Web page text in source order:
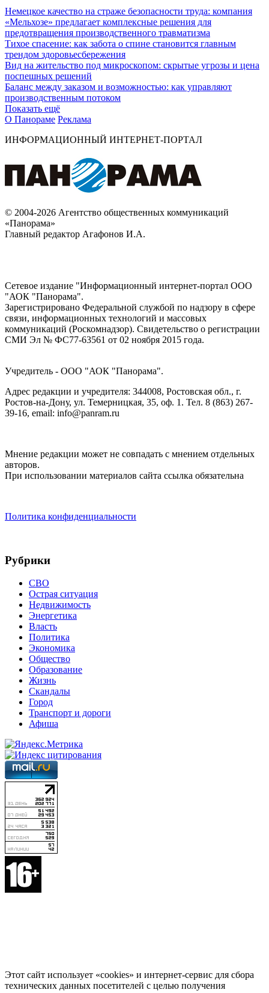
Немецкое качество на страже безопасности труда: компания
«Мельхозе» предлагает комплексные решения для
предотвращения производственного травматизма
Тихое спасение: как забота о спине становится главным
трендом здоровьесбережения
Вид на жительство под микроскопом: скрытые угрозы и цена
поспешных решений
Баланс между заказом и возможностью: как управляют
производственным потоком
Показать ещё
О Панораме Реклама
ИНФОРМАЦИОННЫЙ ИНТЕРНЕТ-ПОРТАЛ
© 2004-2026 Агентство общественных коммуникаций
«Панорама»
Главный редактор Агафонов И.А.
Сетевое издание "Информационный интернет-портал ООО
"АОК "Панорама".
Зарегистрировано Федеральной службой по надзору в сфере
связи, информационных технологий и массовых
коммуникаций (Роскомнадзор). Cвидетельство о регистрации
СМИ Эл № ФС77-63561 от 02 ноября 2015 года.
Учредитель - ООО "АОК "Панорама".
Адрес редакции и учредителя: 344008, Ростовская обл., г.
Ростов-на-Дону, ул. Темерницкая, 35, оф. 1. Тел. 8 (863) 267-
39-16, email: info@panram.ru
Мнение редакции может не совпадать с мнением отдельных
авторов.
При использовании материалов сайта ссылка обязательна
Политика конфиденциальности
Рубрики
СВО
Острая ситуация
Недвижимость
Энергетика
Власть
Политика
Экономика
Общество
Образование
Жизнь
Скандалы
Город
Транспорт и дороги
Афиша
Этот сайт использует «cookies» и интернет-сервис для сбора
технических данных посетителей с целью получения